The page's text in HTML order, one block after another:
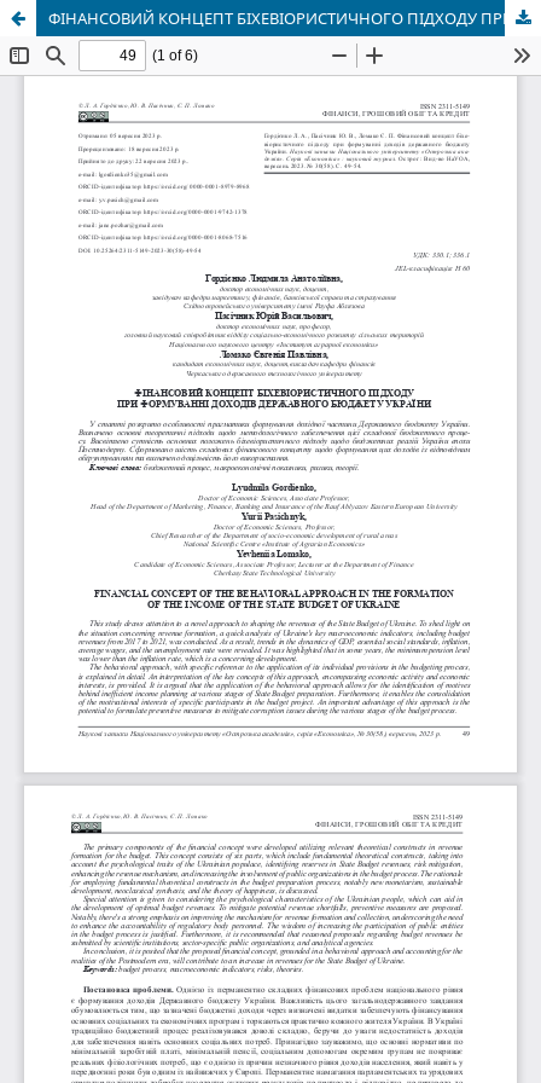
ФІНАНСОВИЙ КОНЦЕПТ БІХЕВІОРИСТИЧНОГО ПІДХОДУ ПРИ ФОРМУВАННІ ДОХОДІВ ДЕРЖАВНОГО БЮДЖЕТУ УКРАЇНИ